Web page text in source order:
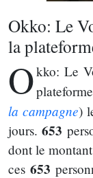
Okko: Le
la
Okko: Le
la campagne)
jours.653
dont le
ces 653